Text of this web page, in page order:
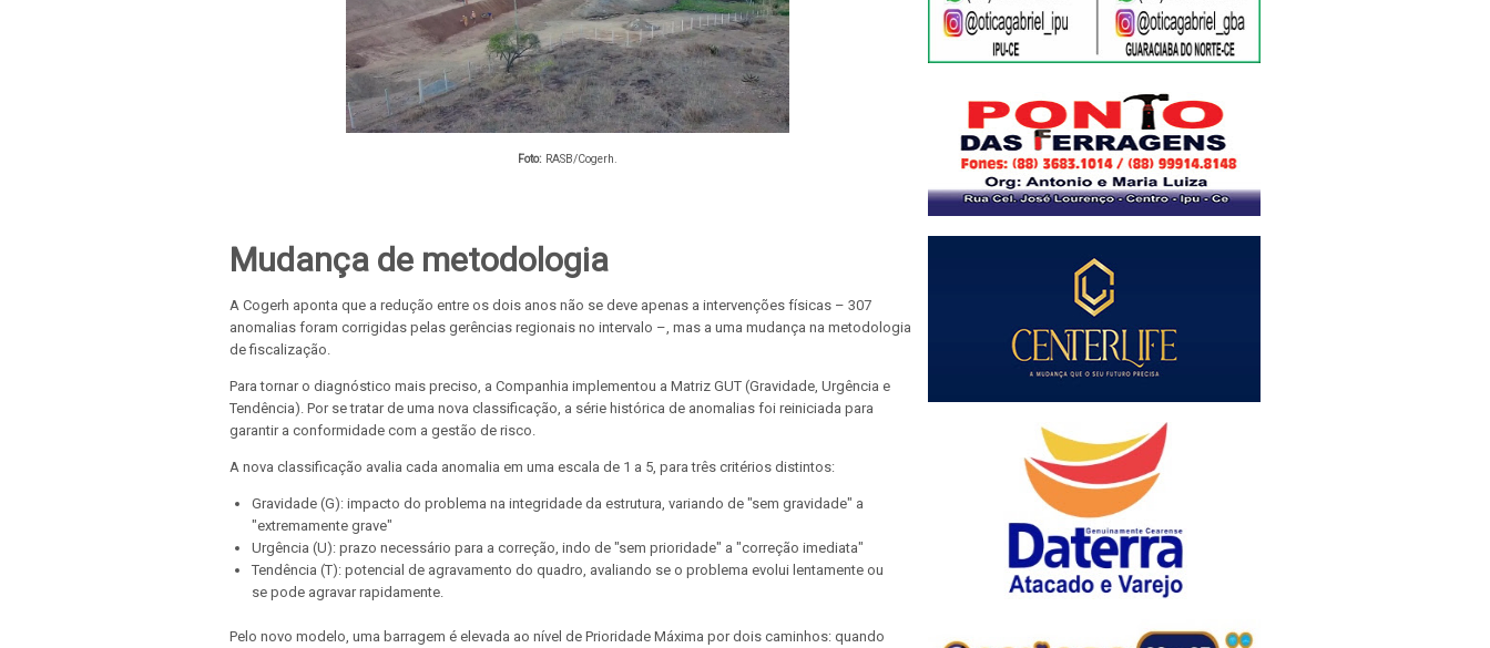
Foto: RASB/Cogerh.
Mudança de metodologia
A Cogerh aponta que a redução entre os dois anos não se deve apenas a intervenções físicas – 307
anomalias foram corrigidas pelas gerências regionais no intervalo –, mas a uma mudança na metodologia
de fiscalização.
Para tornar o diagnóstico mais preciso, a Companhia implementou a Matriz GUT (Gravidade, Urgência e
Tendência). Por se tratar de uma nova classificação, a série histórica de anomalias foi reiniciada para
garantir a conformidade com a gestão de risco.
A nova classificação avalia cada anomalia em uma escala de 1 a 5, para três critérios distintos:
Gravidade (G): impacto do problema na integridade da estrutura, variando de "sem gravidade" a
"extremamente grave"
Urgência (U): prazo necessário para a correção, indo de "sem prioridade" a "correção imediata"
Tendência (T): potencial de agravamento do quadro, avaliando se o problema evolui lentamente ou
se pode agravar rapidamente.
Pelo novo modelo, uma barragem é elevada ao nível de Prioridade Máxima por dois caminhos: quando